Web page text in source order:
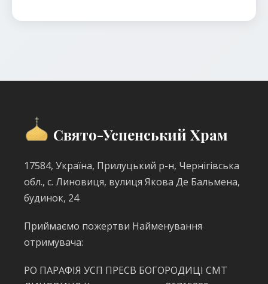
Свято-Успенський Храм
17584, Україна, Прилуцький р-н, Чернігівська
обл., с. Линовиця, вулиця Якова Де Бальмена,
будинок, 24
Приймаємо пожертви Найменування
отримувача:
РО ПАРАФІЯ УСП ПРЕСВ БОГОРОДИЦІ СМТ